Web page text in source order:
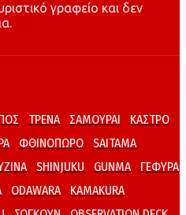
γραφείο και δεν
ΤΡΕΝΑ ΣΑΜΟΥΡΑΙ
ΚΑΣΤΡΟ
ΦΘΙΝΟΠΩΡΟ
SAITAMA
SHINJUKU GUNMA
ΓΕΦΥΡΑ
ODAWARA
KAMAKURA